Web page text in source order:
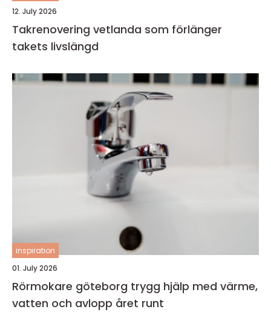
12. July 2026
Takrenovering vetlanda som förlänger
takets livslängd
inspiration
01. July 2026
Rörmokare göteborg trygg hjälp med värme,
vatten och avlopp året runt